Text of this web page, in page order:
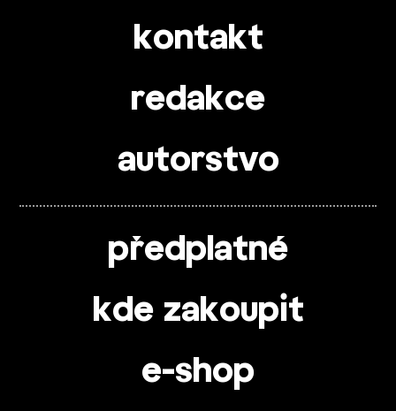
kontakt
redakce
autorstvo
předplatné
kde zakoupit
e-shop